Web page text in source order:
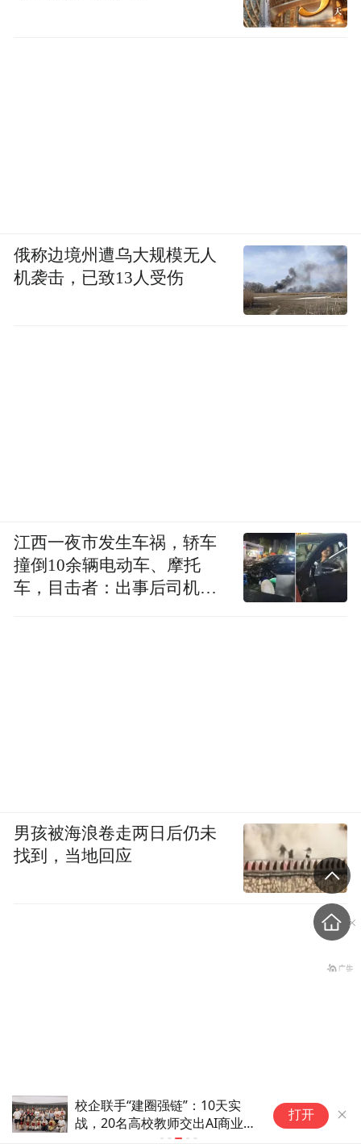
校企联手“建圈强链”：10天实
战，20名高校教师交出AI商业短
打开
俄称边境州遭乌大规模无人
机袭击，已致13人受伤
江西一夜市发生车祸，轿车
撞倒10余辆电动车、摩托
车，目击者：出事后司机一
男孩被海浪卷走两日后仍未
找到，当地回应
盗香窃玉：我的青春就是赌出来的